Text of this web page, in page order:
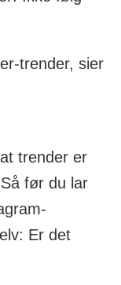
trender, sier
trender er
før du lar
Er det